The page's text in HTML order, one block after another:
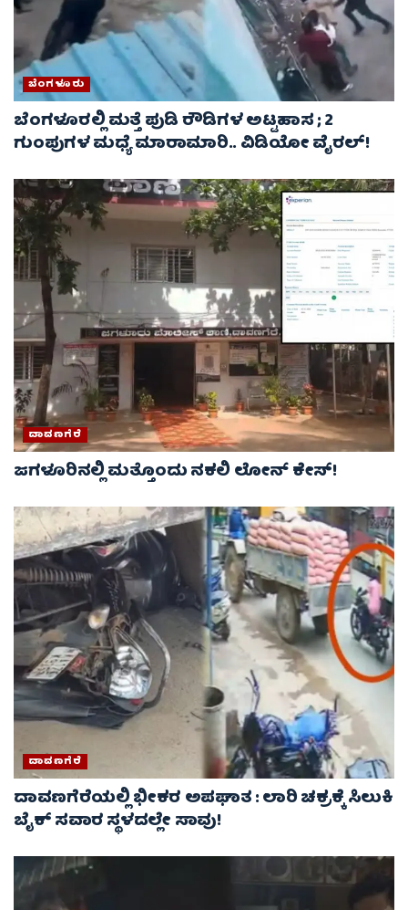
ಬೆಂಗಳೂರು
ಬೆಂಗಳೂರಲ್ಲಿ ಮತ್ತೆ ಪುಡಿ ರೌಡಿಗಳ ಅಟ್ಟಹಾಸ ; 2
ಗುಂಪುಗಳ ಮಧ್ಯೆ ಮಾರಾಮಾರಿ.. ವಿಡಿಯೋ ವೈರಲ್‌!
ದಾವಣಗೆರೆ
ಜಗಳೂರಿನಲ್ಲಿ ಮತ್ತೊಂದು ನಕಲಿ ಲೋನ್‌ ಕೇಸ್‌!
ದಾವಣಗೆರೆ
ದಾವಣಗೆರೆಯಲ್ಲಿ ಭೀಕರ ಅಪಘಾತ : ಲಾರಿ ಚಕ್ರಕ್ಕೆ ಸಿಲುಕಿ
ಬೈಕ್ ಸವಾರ ಸ್ಥಳದಲ್ಲೇ ಸಾವು!